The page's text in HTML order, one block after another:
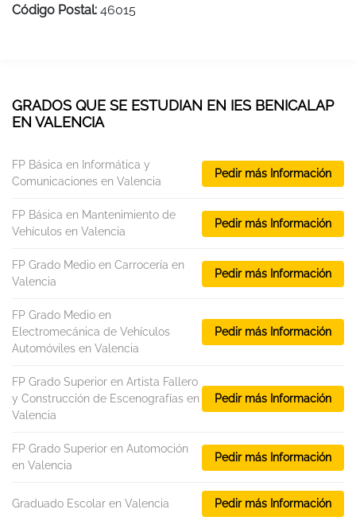
Código Postal: 46015
GRADOS QUE SE ESTUDIAN EN IES BENICALAP
EN VALENCIA
FP Básica en Informática y
Comunicaciones en Valencia
Pedir más Información
FP Básica en Mantenimiento de
Vehículos en Valencia
Pedir más Información
FP Grado Medio en Carrocería en
Valencia
Pedir más Información
FP Grado Medio en
Electromecánica de Vehículos
Automóviles en Valencia
Pedir más Información
FP Grado Superior en Artista Fallero
y Construcción de Escenografías en
Valencia
Pedir más Información
FP Grado Superior en Automoción
en Valencia
Pedir más Información
Graduado Escolar en Valencia Pedir más Información